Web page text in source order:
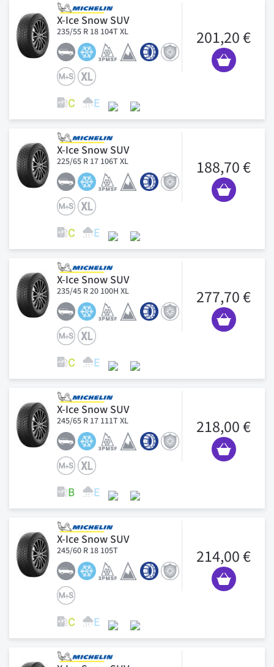
X-Ice Snow SUV
235/55 R 18 104T XL 201,20 €
X-Ice Snow SUV
225/65 R 17 106T XL 188,70 €
X-Ice Snow SUV
235/45 R 20 100H XL 277,70 €
X-Ice Snow SUV
245/65 R 17 111T XL 218,00 €
X-Ice Snow SUV
245/60 R 18 105T 214,00 €